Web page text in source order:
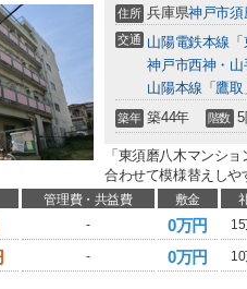
住所 兵庫県神戸市須
交通 山陽電鉄本線 「
神戸市西神・山
山陽本線 「 鷹取
築年 築44年 階数
「東須磨八木マンシ
合わせて模様替えし
管理費・共益費 敷金
- 0万円
- 0万円